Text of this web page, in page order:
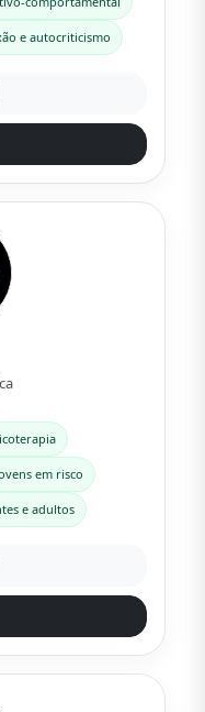
e autocriticismo
em risco
e adultos